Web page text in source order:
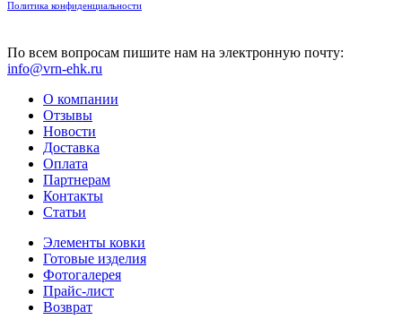
Политика конфиденциальности
По всем вопросам пишите нам на электронную почту:
info@vrn-ehk.ru
О компании
Отзывы
Новости
Доставка
Оплата
Партнерам
Контакты
Статьи
Элементы ковки
Готовые изделия
Фотогалерея
Прайс-лист
Возврат